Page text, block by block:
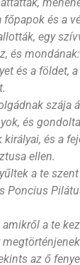
főpapok és a
egy
és
és a földet,
szája
és
és a
ellen.
a te
Poncius
a te
az ő